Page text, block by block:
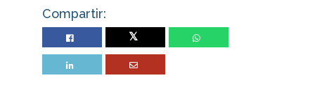
Compartir:
Twitter